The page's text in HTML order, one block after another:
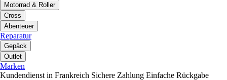
Motorrad & Roller
Cross
Abenteuer
Reparatur
Gepäck
Outlet
Marken
Kundendienst in Frankreich Sichere Zahlung Einfache Rückgabe